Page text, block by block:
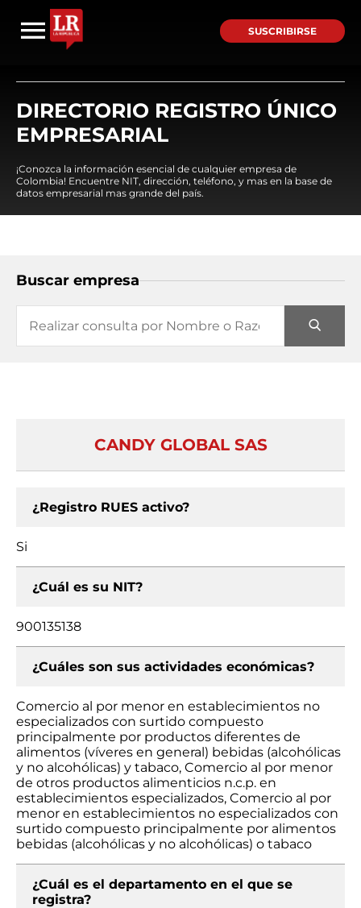
SUSCRIBIRSE
DIRECTORIO REGISTRO ÚNICO
EMPRESARIAL
¡Conozca la información esencial de cualquier empresa de
Colombia! Encuentre NIT, dirección, teléfono, y mas en la base de
datos empresarial mas grande del país.
Buscar empresa
CANDY GLOBAL SAS
¿Registro RUES activo?
Si
¿Cuál es su NIT?
900135138
¿Cuáles son sus actividades económicas?
Comercio al por menor en establecimientos no
especializados con surtido compuesto
principalmente por productos diferentes de
alimentos (víveres en general) bebidas (alcohólicas
y no alcohólicas) y tabaco, Comercio al por menor
de otros productos alimenticios n.c.p. en
establecimientos especializados, Comercio al por
menor en establecimientos no especializados con
surtido compuesto principalmente por alimentos
bebidas (alcohólicas y no alcohólicas) o tabaco
¿Cuál es el departamento en el que se
registra?